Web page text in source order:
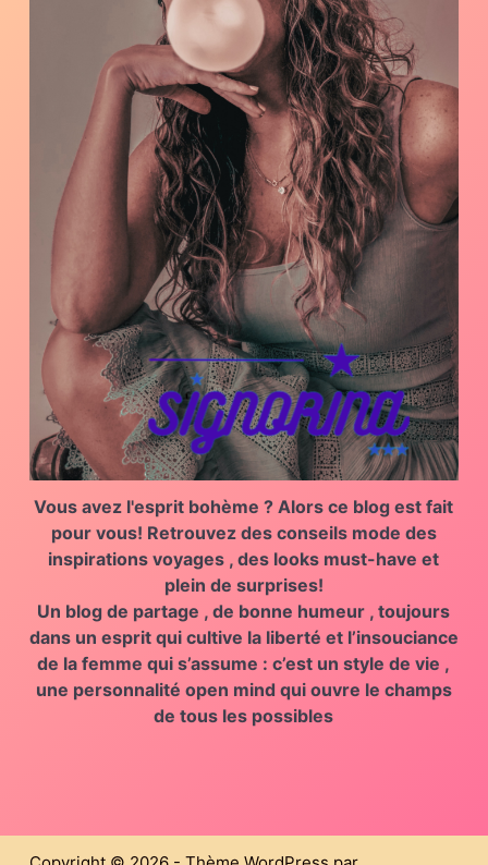
Vous avez l'esprit bohème ? Alors ce blog est fait
pour vous! Retrouvez des conseils mode des
inspirations voyages , des looks must-have et
plein de surprises!
Un blog de partage , de bonne humeur , toujours
dans un esprit qui cultive la liberté et l’insouciance
de lafemme qui s’assume : c’est unstyle de vie ,
une personnalité open mind qui ouvre le champs
de tous les possibles